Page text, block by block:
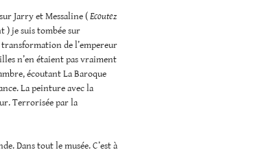
Jarry et Messaline (Ecoutez
) je suis tombée sur
de l’empereur
n’en étaient pas vraiment
écoutant La Baroque
La peinture avec la
Terrorisée par la
Dans tout le musée. C’est à